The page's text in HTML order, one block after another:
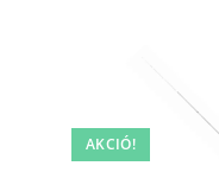
AKCIÓ!